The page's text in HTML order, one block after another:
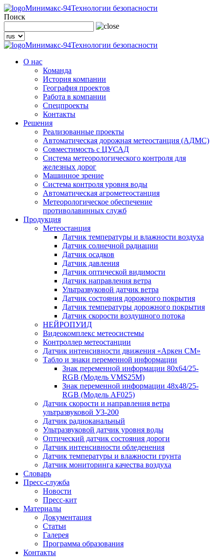
Минимакс-94Технологии безопасности
Поиск
Минимакс-94Технологии безопасности
О нас
Команда
История компании
География проектов
Работа в компании
Спецпроекты
Контакты
Решения
Реализованные проекты
Автоматическая дорожная метеостанция (АДМС)
Совместимость с ЦУСАД
Система метеорологического контроля для
железных дорог
Машинное зрение
Система контроля уровня воды
Автоматическая агрометеостанция
Метеорологическое обеспечение
противолавинных служб
Продукция
Метеостанция
Датчик температуры и влажности воздуха
Датчик солнечной радиации
Датчик осадков
Датчик давления
Датчик оптической видимости
Датчик направления ветра
Ультразвуковой датчик ветра
Датчик состояния дорожного покрытия
Датчик температуры дорожного покрытия
Датчик скорости воздушного потока
НЕЙРОПУИД
Видеокомплекс метеосистемы
Контроллер метеостанции
Датчик интенсивности движения «Аркен СМ»
Табло и знаки переменной информации
Знак переменной информации 80х64/25-
RGB (Модель VMS25M)
Знак переменной информации 48х48/25-
RGB (Модель АF025)
Датчик скорости и направления ветра
ультразвуковой УЗ-200
Датчик радиоканальный
Ультразвуковой датчик уровня воды
Оптический датчик состояния дороги
Датчик интенсивности обледенения
Датчик температуры и влажности грунта
Датчик мониторинга качества воздуха
Словарь
Пресс-служба
Новости
Пресс-кит
Материалы
Документация
Статьи
Галерея
Программа образования
Контакты